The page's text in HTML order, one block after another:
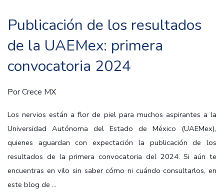
Publicación de los resultados
de la UAEMex: primera
convocatoria 2024
PorCrece MX
Los nervios están a flor de piel para muchos aspirantes a la
Universidad Autónoma del Estado de México (UAEMex),
quienes aguardan con expectación la publicación de los
resultados de la primera convocatoria del 2024. Si aún te
encuentras en vilo sin saber cómo ni cuándo consultarlos, en
este blog de ...